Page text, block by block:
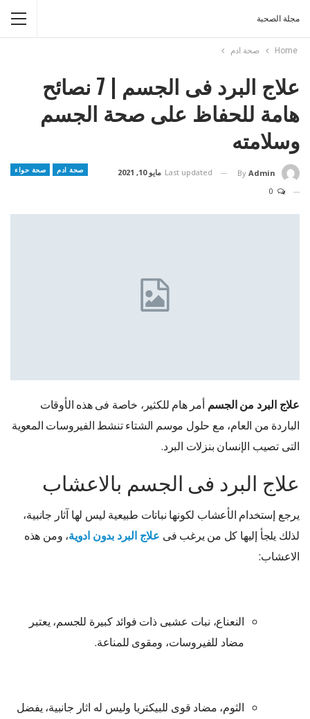
مجلة الصحبة
Home صحة ادم
علاج البرد فى الجسم | 7 نصائح
هامة للحفاظ على صحة الجسم
وسلامته
صحة ادم صحة حواء By Admin
Last updated مايو 10, 2021
علاج البرد من الجسم أمر هام للكثير، خاصة فى هذه الأوقات
الباردة من العام، مع حلول موسم الشتاء تنشط الفيروسات المعوية
التى تصيب الإنسان بنزلات البرد.
علاج البرد فى الجسم بالاعشاب
يرجع إستخدام الأعشاب لكونها نباتات طبيعية ليس لها آثار جانبية،
لذلك يلجأ إليها كل من يرغب فى علاج البرد بدون ادوية، ومن هذه
الاعشاب:
النعناع، نبات عشبى ذات فوائد كبيرة للجسم، يعتبر
مضاد للفيروسات، ومقوى للمناعة.
الثوم، مضاد قوى للبيكتريا وليس له اثار جانبية، يفضل